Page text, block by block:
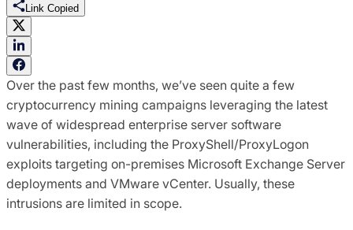
Link Copied
Over the past few months, we’ve seen quite a few
cryptocurrency mining campaigns leveraging the latest
wave of widespread enterprise server software
vulnerabilities, including the ProxyShell/ProxyLogon
exploits targeting on-premises Microsoft Exchange Server
deployments and VMware vCenter. Usually, these
intrusions are limited in scope.